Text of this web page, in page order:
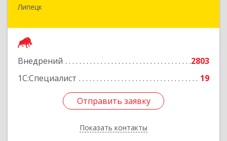
Липецк
Внедрений
2803
1С:Специалист
19
Отправить заявку
Показать контакты
398059, Липецкая обл, Липецк г, Фрунзе ул,
Отправить заявку
Назад